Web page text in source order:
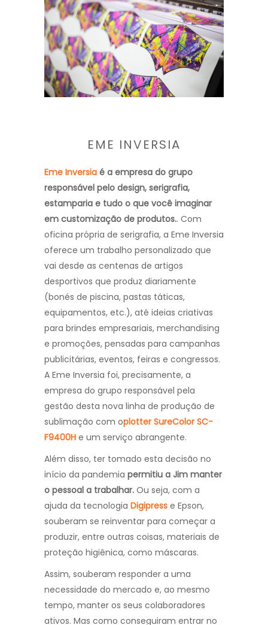
EME INVERSIA
Eme Inversia é a empresa do grupo
responsável pelo design, serigrafia,
estamparia e tudo o que você imaginar
em customização de produtos.. Com
oficina própria de serigrafia, a Eme Inversia
oferece um trabalho personalizado que
vai desde as centenas de artigos
desportivos que produz diariamente
(bonés de piscina, pastas táticas,
equipamentos, etc.), até ideias criativas
para brindes empresariais, merchandising
e promoções, pensadas para campanhas
publicitárias, eventos, feiras e congressos.
A Eme Inversia foi, precisamente, a
empresa do grupo responsável pela
gestão desta nova linha de produção de
sublimação com oplotter SureColor SC-
F9400H e um serviço abrangente.
Além disso, ter tomado esta decisão no
início da pandemia permitiu a Jim manter
o pessoal a trabalhar. Ou seja, com a
ajuda da tecnologia Digipress e Epson,
souberam se reinventar para começar a
produzir, entre outras coisas, materiais de
proteção higiênica, como máscaras.
Assim, souberam responder a uma
necessidade do mercado e, ao mesmo
tempo, manter os seus colaboradores
ativos. Mas como conseguiram entrar no